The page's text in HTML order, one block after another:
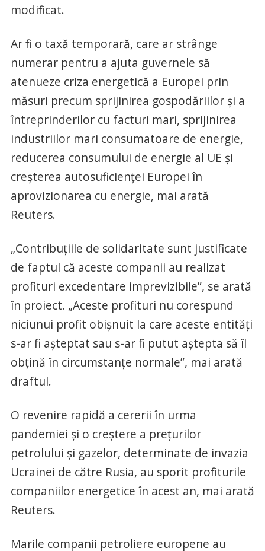
modificat.
Ar fi o taxă temporară, care ar strânge
numerar pentru a ajuta guvernele să
atenueze criza energetică a Europei prin
măsuri precum sprijinirea gospodăriilor și a
întreprinderilor cu facturi mari, sprijinirea
industriilor mari consumatoare de energie,
reducerea consumului de energie al UE și
creșterea autosuficienței Europei în
aprovizionarea cu energie, mai arată
Reuters.
„Contribuțiile de solidaritate sunt justificate
de faptul că aceste companii au realizat
profituri excedentare imprevizibile”, se arată
în proiect. „Aceste profituri nu corespund
niciunui profit obișnuit la care aceste entități
s-ar fi așteptat sau s-ar fi putut aștepta să îl
obțină în circumstanțe normale”, mai arată
draftul.
O revenire rapidă a cererii în urma
pandemiei și o creștere a prețurilor
petrolului și gazelor, determinate de invazia
Ucrainei de către Rusia, au sporit profiturile
companiilor energetice în acest an, mai arată
Reuters.
Marile companii petroliere europene au